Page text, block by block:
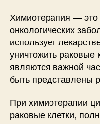
Химиотерапия — это
онкологических
использует
уничтожить раковые
являются важной
быть представлены
При химиотерапии
раковые клетки,